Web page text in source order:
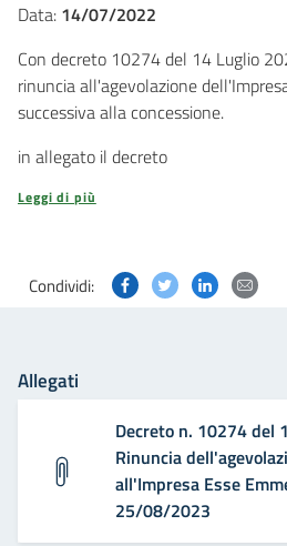
Data: 14/07/2022
Con decreto 10274 del 14 Luglio
rinuncia all'agevolazione
successiva alla concessione.
in allegato il decreto
Leggi di più
Condividi: Condividi questa
Condividi
Allegati
Decreto n. 10274 del
Rinuncia
all'Impresa Esse
25/08/2023